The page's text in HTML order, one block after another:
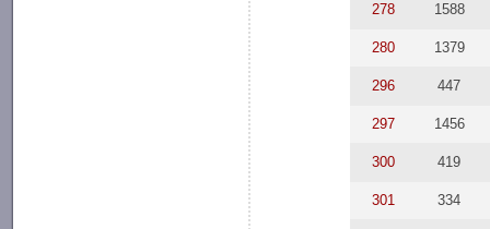
278 1588
280 1379
296 447
297 1456
300 419
301 334